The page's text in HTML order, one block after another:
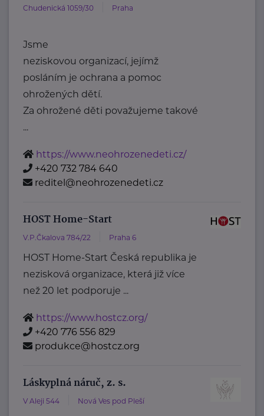
Chudenická 1059/30 Praha
Jsme
neziskovou organizací, jejímž
posláním je ochrana a pomoc
ohrožených dětí.
Za ohrožené děti považujeme takové
...
https://www.neohrozenedeti.cz/
+420 732 784 640
reditel@neohrozenedeti.cz
HOST Home-Start
V.P.Čkalova 784/22 Praha 6
HOST Home-Start Česká republika je
nezisková organizace, která již více
než 20 let podporuje ...
https://www.hostcz.org/
+420 776 556 829
produkce@hostcz.org
Láskyplná náruč, z. s.
V Aleji 544 Nová Ves pod Pleší